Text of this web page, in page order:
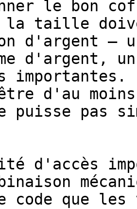
le bon
la taille
d'argent –
d'argent,
d'au
puisse pas
d'accès
code que les